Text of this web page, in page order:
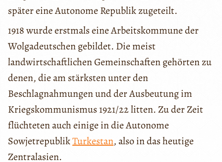
später eine Autonome Republik zugeteilt.
1918 wurde erstmals eine Arbeitskommune der
Wolgadeutschen gebildet. Die meist
landwirtschaftlichen Gemeinschaften gehörten zu
denen, die am stärksten unter den
Beschlagnahmungen und der Ausbeutung im
Kriegskommunismus 1921/22 litten. Zu der Zeit
flüchteten auch einige in die Autonome
SowjetrepublikTurkestan, also in das heutige
Zentralasien.